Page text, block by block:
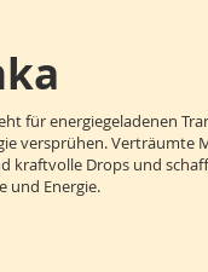
für energiegeladenen
versprühen. Verträumte
kraftvolle Drops und
und Energie.